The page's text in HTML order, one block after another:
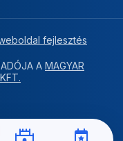
fejlesztés
A MAGYAR